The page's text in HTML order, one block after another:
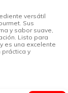
versátil
Sus
y sabor suave,
Listo para
es una excelente
y